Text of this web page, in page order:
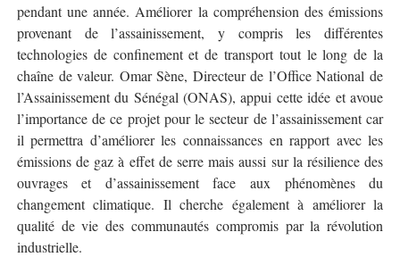
pendant une année. Améliorer la compréhension des émissions
provenant de l’assainissement, y compris les différentes
technologies de confinement et de transport tout le long de la
chaîne de valeur. Omar Sène, Directeur de l’Office National de
l’Assainissement du Sénégal (ONAS), appui cette idée et avoue
l’importance de ce projet pour le secteur de l’assainissement car
il permettra d’améliorer les connaissances en rapport avec les
émissions de gaz à effet de serre mais aussi sur la résilience des
ouvrages et d’assainissement face aux phénomènes du
changement climatique. Il cherche également à améliorer la
qualité de vie des communautés compromis par la révolution
industrielle.